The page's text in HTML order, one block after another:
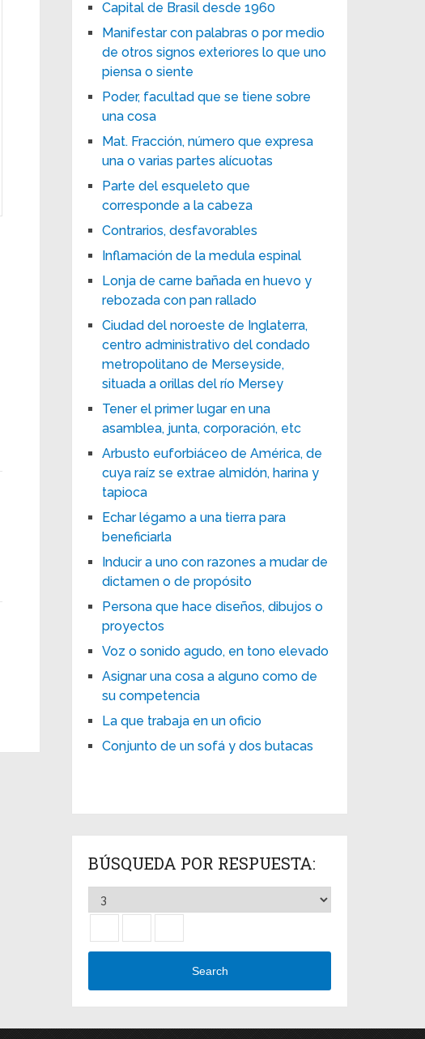
Capital de Brasil desde 1960
Manifestar con palabras o por medio
de otros signos exteriores lo que uno
piensa o siente
Poder, facultad que se tiene sobre
una cosa
Mat. Fracción, número que expresa
una o varias partes alícuotas
Parte del esqueleto que
corresponde a la cabeza
Contrarios, desfavorables
Inflamación de la medula espinal
Lonja de carne bañada en huevo y
rebozada con pan rallado
Ciudad del noroeste de Inglaterra,
centro administrativo del condado
metropolitano de Merseyside,
situada a orillas del río Mersey
Tener el primer lugar en una
asamblea, junta, corporación, etc
Arbusto euforbiáceo de América, de
cuya raíz se extrae almidón, harina y
tapioca
Echar légamo a una tierra para
beneficiarla
Inducir a uno con razones a mudar de
dictamen o de propósito
Persona que hace diseños, dibujos o
proyectos
Voz o sonido agudo, en tono elevado
Asignar una cosa a alguno como de
su competencia
La que trabaja en un oficio
Conjunto de un sofá y dos butacas
BÚSQUEDA POR RESPUESTA:
Search